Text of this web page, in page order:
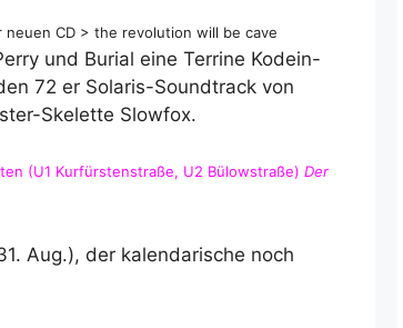
neuen CD > the revolution will be cave
und Burial eine Terrine Kodein-
72 er Solaris-Soundtrack von
Skelette Slowfox.
(U1 Kurfürstenstraße, U2 Bülowstraße) Der
Aug.), der kalendarische noch